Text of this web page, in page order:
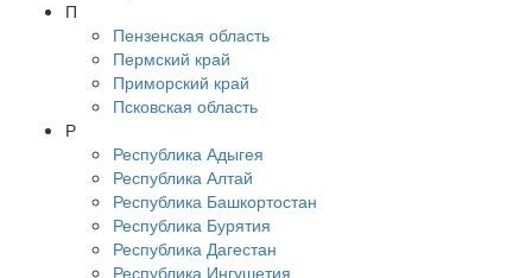
П
Пензенская область
Пермский край
Приморский край
Псковская область
Р
Республика Адыгея
Республика Алтай
Республика Башкортостан
Республика Бурятия
Республика Дагестан
Республика Ингушетия